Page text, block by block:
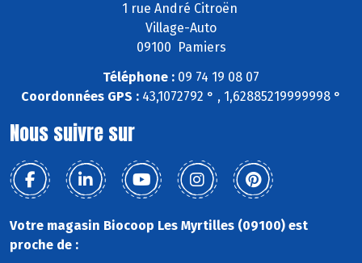
1 rue André Citroën
Village-Auto
09100 Pamiers
Téléphone : 09 74 19 08 07
Coordonnées GPS : 43,1072792 ° , 1,62885219999998 °
Nous suivre sur
Votre magasin Biocoop Les Myrtilles (09100) est
proche de :